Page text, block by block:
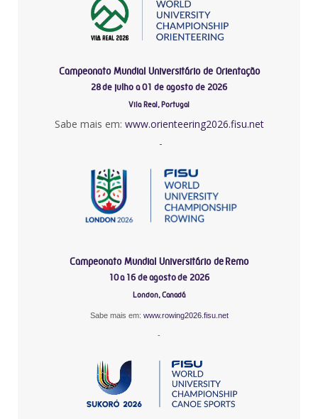
Campeonato Mundial Universitário de Orientação
28 de julho a 01 de agosto de 2026
Vila Real, Portugal
Sabe mais em: www.orienteering2026.fisu.net
-
Campeonato Mundial Universitário de Remo
10 a 16 de agosto de 2026
London, Canadá
Sabe mais em: www.rowing2026.fisu.net
-